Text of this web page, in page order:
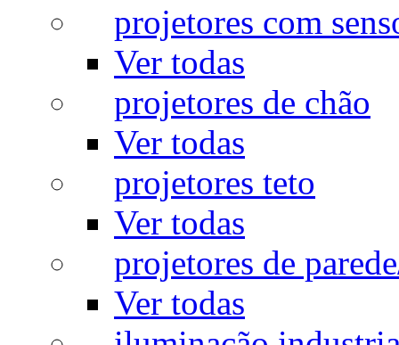
projetores com
Ver todas
projetores de chão
Ver todas
projetores teto
Ver todas
projetores de
Ver todas